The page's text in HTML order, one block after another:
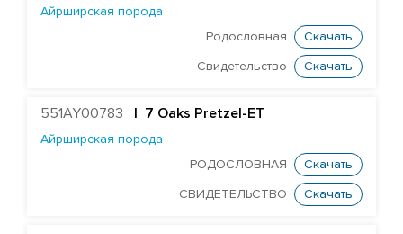
Британская голубая порода
Голштинская красно-пестрая порода
Голштинская черно-пестрая порода
HighHopes Dr Pepper ET
Айрширская порода
Родословная
Скачать
Свидетельство Скачать
551AY00783 | 7 Oaks Pretzel-ET
Айрширская порода
РОДОСЛОВНАЯ
Скачать
СВИДЕТЕЛЬСТВО Скачать